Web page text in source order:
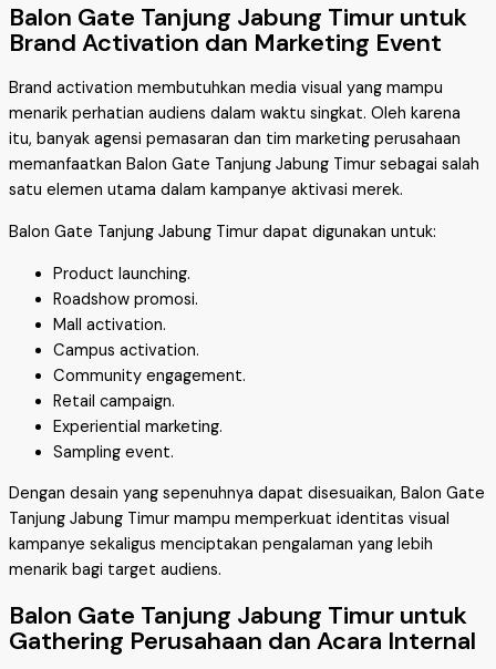
Balon Gate Tanjung Jabung Timur untuk
Brand Activation dan Marketing Event
Brand activation membutuhkan media visual yang mampu
menarik perhatian audiens dalam waktu singkat. Oleh karena
itu, banyak agensi pemasaran dan tim marketing perusahaan
memanfaatkan Balon Gate Tanjung Jabung Timur sebagai salah
satu elemen utama dalam kampanye aktivasi merek.
Balon Gate Tanjung Jabung Timur dapat digunakan untuk:
Product launching.
Roadshow promosi.
Mall activation.
Campus activation.
Community engagement.
Retail campaign.
Experiential marketing.
Sampling event.
Dengan desain yang sepenuhnya dapat disesuaikan, Balon Gate
Tanjung Jabung Timur mampu memperkuat identitas visual
kampanye sekaligus menciptakan pengalaman yang lebih
menarik bagi target audiens.
Balon Gate Tanjung Jabung Timur untuk
Gathering Perusahaan dan Acara Internal